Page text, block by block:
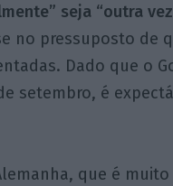
seja “outra
no pressuposto de
Dado que o
setembro, é
que é